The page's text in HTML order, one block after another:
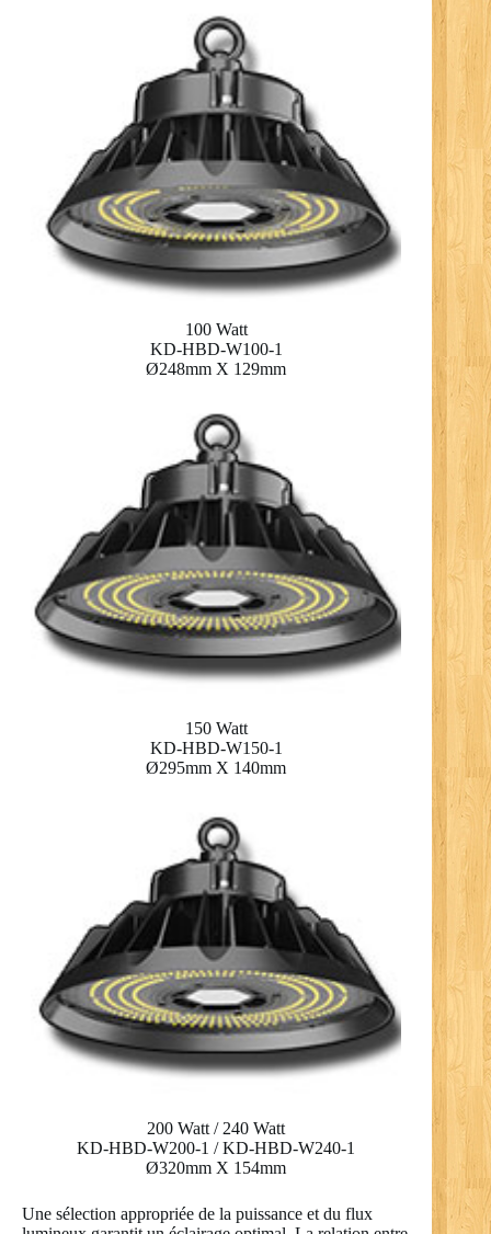
100 Watt
KD-HBD-W100-1
Ø248mm X 129mm
150 Watt
KD-HBD-W150-1
Ø295mm X 140mm
200 Watt / 240 Watt
KD-HBD-W200-1 / KD-HBD-W240-1
Ø320mm X 154mm
Une sélection appropriée de la puissance et du flux